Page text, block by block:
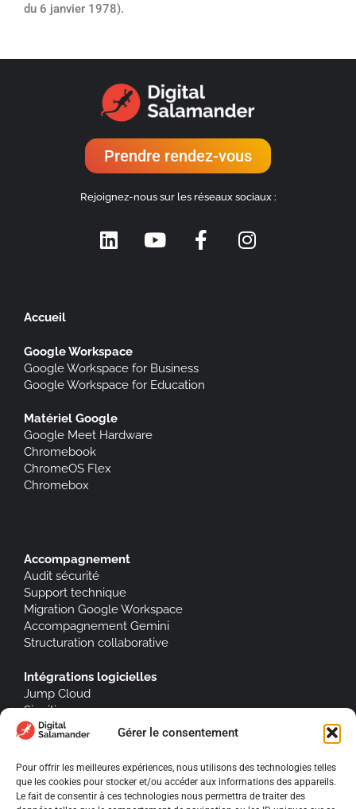
Gérer le consentement
Pour offrir les meilleures expériences, nous utilisons des technologies telles
que les cookies pour stocker et/ou accéder aux informations des appareils.
Le fait de consentir à ces technologies nous permettra de traiter des
du 6 janvier 1978).
Prendre rendez-vous
Rejoignez-nous sur les réseaux sociaux :
Accueil
Google Workspace
Google Workspace for Business
Google Workspace for Education
Matériel Google
Google Meet Hardware
Chromebook
ChromeOS Flex
Chromebox
Accompagnement
Audit sécurité
Support technique
Migration Google Workspace
Accompagnement Gemini
Structuration collaborative
Intégrations logicielles
Jump Cloud
Signitic
À propos